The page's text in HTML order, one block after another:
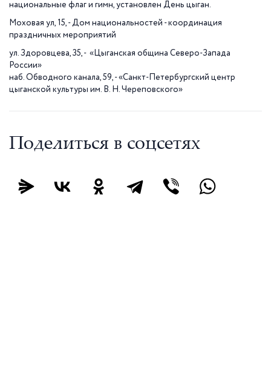
национальные флаг и гимн, установлен День цыган.
Моховая ул, 15, - Дом национальностей - координация
праздничных мероприятий
ул. Здоровцева, 35, - «Цыганская община Северо-Запада
России»
наб. Обводного канала, 59, - «Санкт-Петербургский центр
цыганской культуры им. В. Н. Череповского»
Поделиться в соцсетях